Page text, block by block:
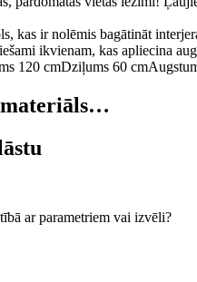
kas ir nolēmis bagātināt
ikvienam, kas apliecina
120 cmDziļums 60 cm
ar parametriem vai izvēli?